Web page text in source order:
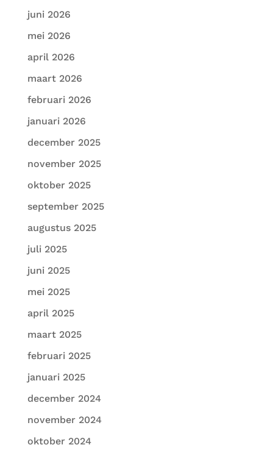
juni 2026
mei 2026
april 2026
maart 2026
februari 2026
januari 2026
december 2025
november 2025
oktober 2025
september 2025
augustus 2025
juli 2025
juni 2025
mei 2025
april 2025
maart 2025
februari 2025
januari 2025
december 2024
november 2024
oktober 2024